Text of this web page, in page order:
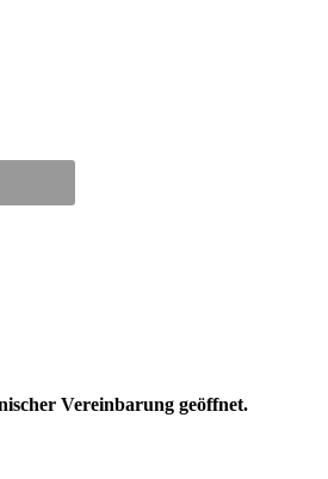
Vereinbarung geöffnet.